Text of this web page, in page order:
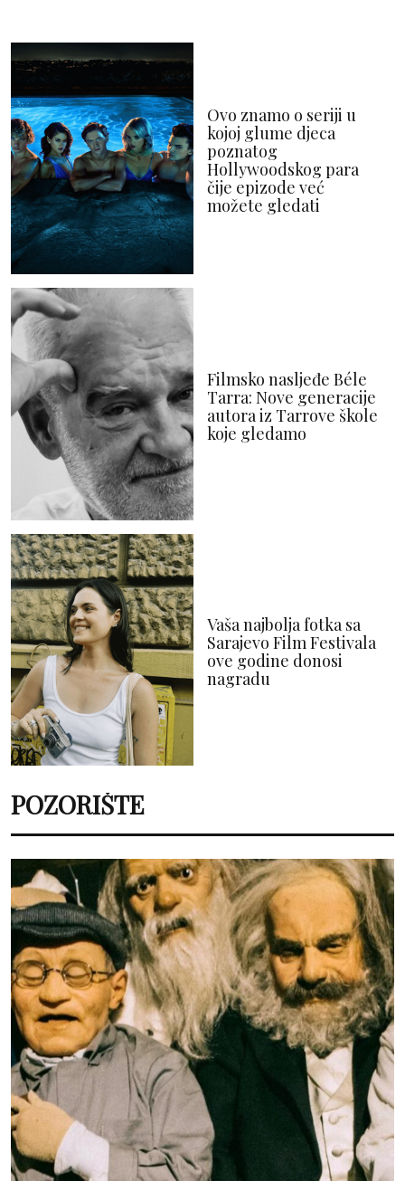
Ovo znamo o seriji u
kojoj glume djeca
poznatog
Hollywoodskog para
čije epizode već
možete gledati
Filmsko nasljeđe Béle
Tarra: Nove generacije
autora iz Tarrove škole
koje gledamo
Vaša najbolja fotka sa
Sarajevo Film Festivala
ove godine donosi
nagradu
POZORIŠTE